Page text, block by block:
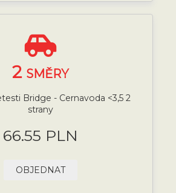
2 SMĚRY
Bridge - Cernavoda <3,5 2
strany
66.55 PLN
OBJEDNAT